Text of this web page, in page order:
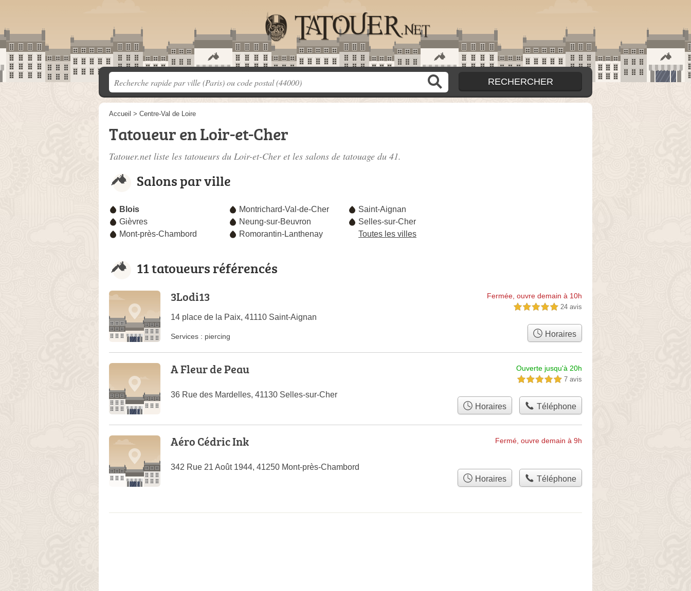
Accueil > Centre-Val de Loire
Tatoueur en Loir-et-Cher
Tatouer.net liste les tatoueurs du Loir-et-Cheret les salons de tatouage du 41.
Salons par ville
Blois
Gièvres
Mont-près-Chambord
Montrichard-Val-de-Cher
Neung-sur-Beuvron
Romorantin-Lanthenay
Saint-Aignan
Selles-sur-Cher
Toutes les villes
11 tatoueurs référencés
3Lodi13
14 place de la Paix, 41110 Saint-Aignan
Fermée, ouvre demain à 10h
5,0 étoiles sur 5 24 avis
Services : piercing Horaires
A Fleur de Peau
36 Rue des Mardelles, 41130 Selles-sur-Cher
Ouverte jusqu'à 20h
5,0 étoiles sur 5 7 avis
Horaires Téléphone
Aéro Cédric Ink
342 Rue 21 Août 1944, 41250 Mont-près-Chambord
Fermé, ouvre demain à 9h
Horaires Téléphone